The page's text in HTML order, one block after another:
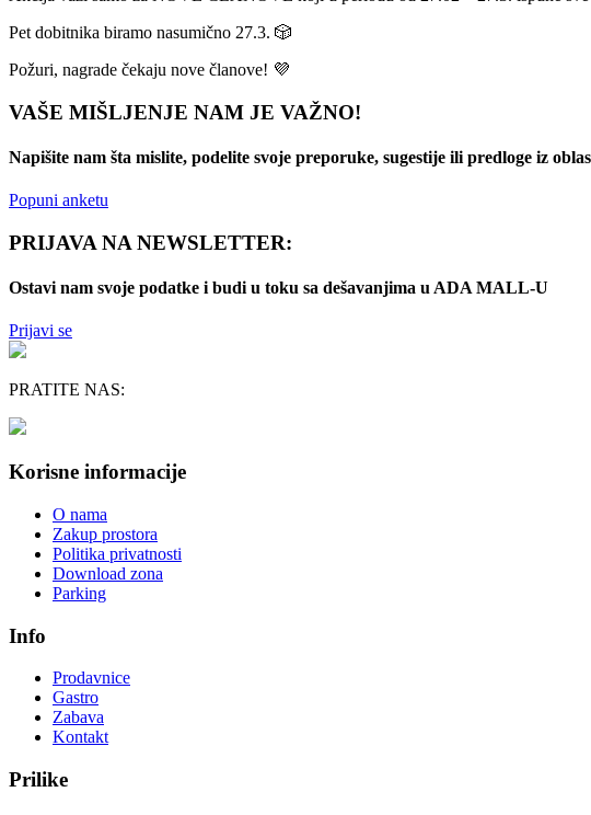
Pet dobitnika biramo nasumično 27.3. 🎲
Požuri, nagrade čekaju nove članove! 💜
VAŠE MIŠLJENJE NAM JE VAŽNO!
Napišite nam šta mislite, podelite svoje preporuke, sugestije ili predloge iz
Popuni anketu
PRIJAVA NA NEWSLETTER:
Ostavi nam svoje podatke i budi u toku sa dešavanjima u ADA MALL-U
Prijavi se
PRATITE NAS:
Korisne informacije
O nama
Zakup prostora
Politika privatnosti
Download zona
Parking
Info
Prodavnice
Gastro
Zabava
Kontakt
Prilike